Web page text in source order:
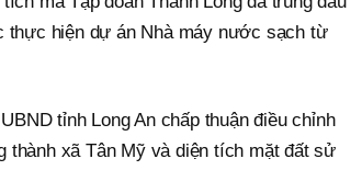
thực hiện dự án Nhà máy nước sạch từ
tỉnh Long An chấp thuận điều chỉnh
xã Tân Mỹ và diện tích mặt đất sử